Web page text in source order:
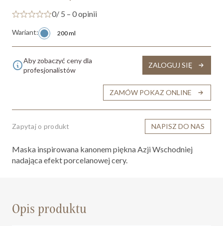
0/ 5 – 0 opinii
Wariant: 200 ml
Aby zobaczyć ceny dla
profesjonalistów
ZALOGUJ SIĘ
ZAMÓW POKAZ ONLINE
Zapytaj o produkt NAPISZ DO NAS
Maska inspirowana kanonem piękna Azji Wschodniej
nadająca efekt porcelanowej cery.
Opis produktu